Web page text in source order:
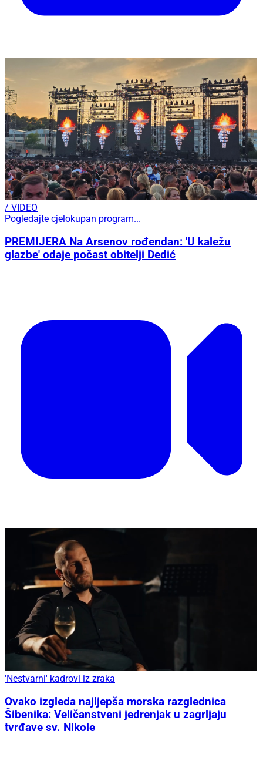
/ VIDEO
Pogledajte cjelokupan program...
PREMIJERA Na Arsenov rođendan: 'U kaležu
glazbe' odaje počast obitelji Dedić
'Nestvarni' kadrovi iz zraka
Ovako izgleda najljepša morska razglednica
Šibenika: Veličanstveni jedrenjak u zagrljaju
tvrđave sv. Nikole